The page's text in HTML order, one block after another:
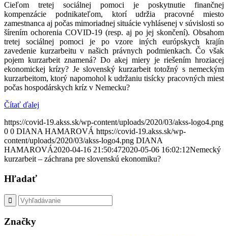
Cieľom tretej sociálnej pomoci je poskytnutie finančnej
kompenzácie podnikateľom, ktorí udržia pracovné miesto
zamestnanca aj počas mimoriadnej situácie vyhlásenej v súvislosti so
šírením ochorenia COVID-19 (resp. aj po jej skončení). Obsahom
tretej sociálnej pomoci je po vzore iných európskych krajín
zavedenie kurzarbeitu v našich právnych podmienkach. Čo však
pojem kurzarbeit znamená? Do akej miery je riešením hroziacej
ekonomickej krízy? Je slovenský kurzarbeit totožný s nemeckým
kurzarbeitom, ktorý napomohol k udržaniu tisícky pracovných miest
počas hospodárskych kríz v Nemecku?
Čítať ďalej
https://covid-19.akss.sk/wp-content/uploads/2020/03/akss-logo4.png
0 0 DIANA HAMAROVÁ https://covid-19.akss.sk/wp-
content/uploads/2020/03/akss-logo4.png DIANA
HAMAROVÁ2020-04-16 21:50:472020-05-06 16:02:12Nemecký
kurzarbeit – záchrana pre slovenskú ekonomiku?
Hľadať
Značky